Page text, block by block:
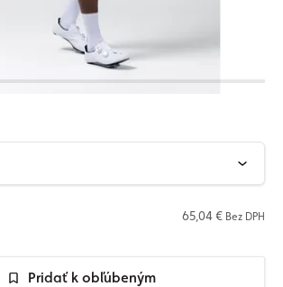
65,04 € Bez DPH
Pridať k obľúbeným